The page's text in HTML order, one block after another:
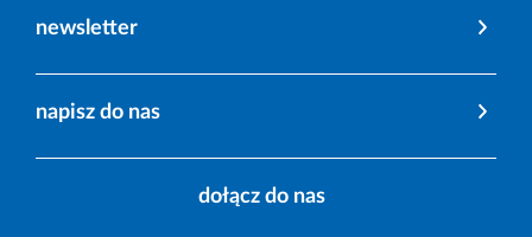
newsletter
napisz do nas
dołącz do nas